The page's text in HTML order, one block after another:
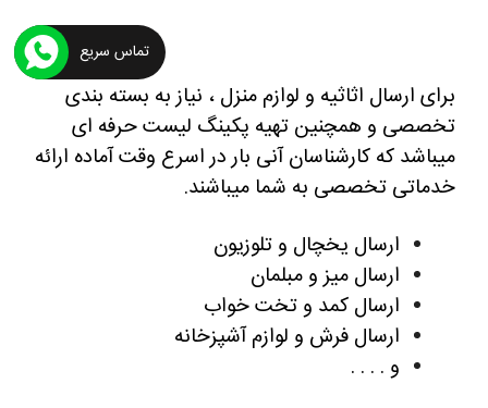
برای ارسال اثاثیه و لوازم منزل ، نیاز به بسته بندی
تخصصی و همچنین تهیه پکینگ لیست حرفه ای
میباشد که کارشناسان آنی بار در اسرع وقت آماده ارائه
خدماتی تخصصی به شما میباشند.
ارسال یخچال و تلوزیون
ارسال میز و مبلمان
ارسال کمد و تخت خواب
ارسال فرش و لوازم آشپزخانه
و . . . .
تماس سریع